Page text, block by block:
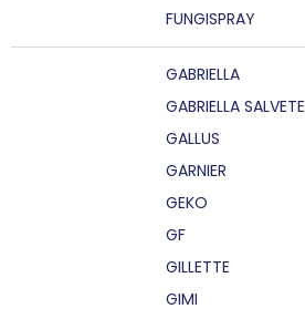
FUNGISPRAY
GABRIELLA
GABRIELLA SALVETE
GALLUS
GARNIER
GEKO
GF
GILLETTE
GIMI